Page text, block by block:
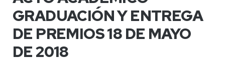
GRADUACIÓN Y ENTREGA
DE PREMIOS 18 DE MAYO
DE 2018